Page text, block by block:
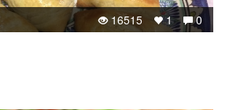
0
1
16515